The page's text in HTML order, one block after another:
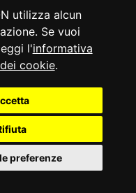
utilizza alcun
Se vuoi
l'informativa
cookie.
preferenze
|glossario
|feedback
da